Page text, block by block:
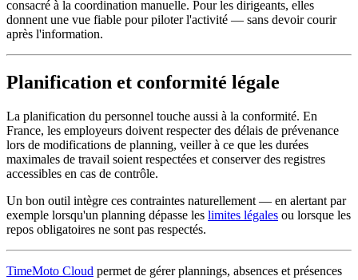
consacré à la coordination manuelle. Pour les dirigeants, elles
donnent une vue fiable pour piloter l'activité — sans devoir courir
après l'information.
Planification et conformité légale
La planification du personnel touche aussi à la conformité. En
France, les employeurs doivent respecter des délais de prévenance
lors de modifications de planning, veiller à ce que les durées
maximales de travail soient respectées et conserver des registres
accessibles en cas de contrôle.
Un bon outil intègre ces contraintes naturellement — en alertant par
exemple lorsqu'un planning dépasse les limites légales ou lorsque les
repos obligatoires ne sont pas respectés.
TimeMoto Cloud permet de gérer plannings, absences et présences